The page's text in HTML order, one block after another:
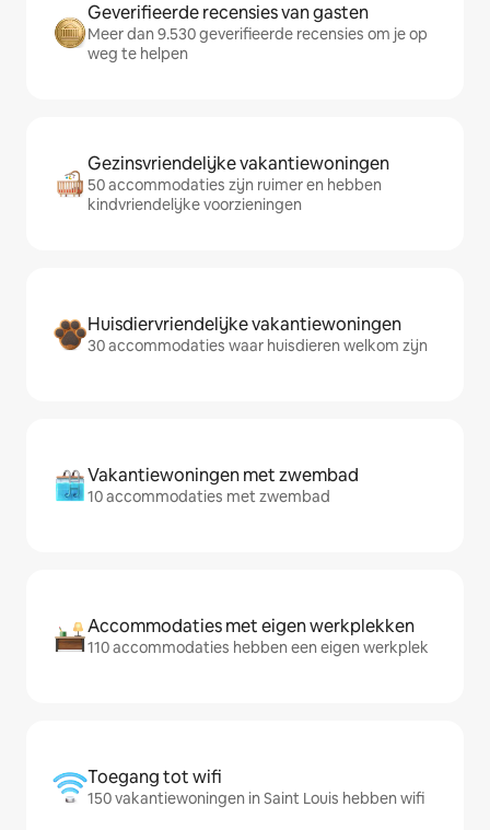
Geverifieerde recensies van gasten
Meer dan 9.530 geverifieerde recensies om je op
weg te helpen
Gezinsvriendelijke vakantiewoningen
50 accommodaties zijn ruimer en hebben
kindvriendelijke voorzieningen
Huisdiervriendelijke vakantiewoningen
30 accommodaties waar huisdieren welkom zijn
Vakantiewoningen met zwembad
10 accommodaties met zwembad
Accommodaties met eigen werkplekken
110 accommodaties hebben een eigen werkplek
Toegang tot wifi
150 vakantiewoningen in Saint Louis hebben wifi